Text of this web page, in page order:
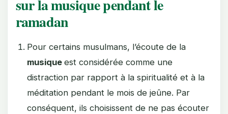
sur la musique pendant le
ramadan
Pour certains musulmans, l’écoute de la
musique est considérée comme une
distraction par rapport à la spiritualité et à la
méditation pendant le mois de jeûne. Par
conséquent, ils choisissent de ne pas écouter